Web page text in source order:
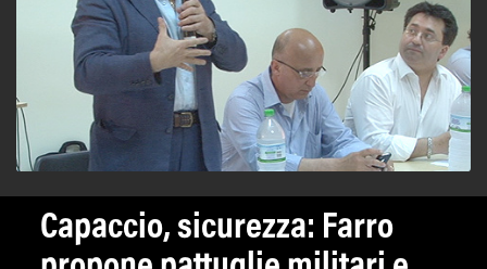
Capaccio, sicurezza: Farro